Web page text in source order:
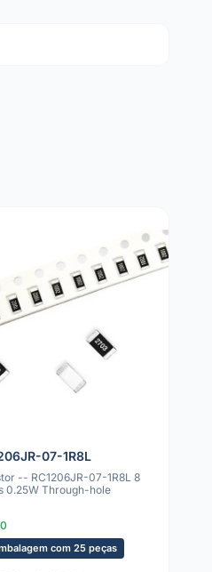
07-1R8L
-- RC1206JR-07-1R8L 8
0.25W Through-hole
com 25 peças